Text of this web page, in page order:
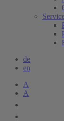
de
en
A
A